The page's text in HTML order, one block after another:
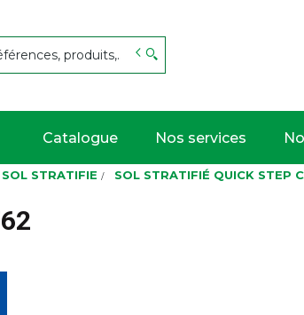
Catalogue Nos services
SOL STRATIFIE SOL STRATIFIÉ QUICK STEP